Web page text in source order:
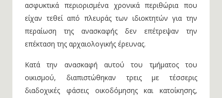
ασφυκτικά περιορισμένα χρονικά περιθώρια που
είχαν τεθεί από πλευράς των ιδιοκτητών για την
περαίωση της ανασκαφής δεν επέτρεψαν την
επέκταση της αρχαιολογικής έρευνας.
Κατά την ανασκαφή αυτού του τμήματος του
οικισμού, διαπιστώθηκαν τρεις με τέσσερις
διαδοχικές φάσεις οικοδόμησης και κατοίκησης,